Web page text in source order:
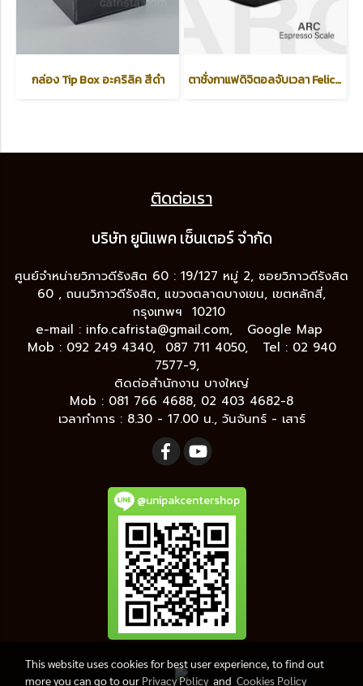
กล่อง Tip Box อะคริลิค สีดำ ตาชั่งกาแฟดิจิตอลจับเวลา Felicita รุ่น ARC /Espresso Scale/ Black
ติดต่อเรา
บริษัท ยูนิแพค เซ็นเตอร์ จำกัด
ศูนย์จำหน่ายวิภาวดีรังสิต 60 : 19/127 หมู่ 2, ซอยวิภาวดีรังสิต
60 , ถนนวิภาวดีรังสิต, แขวงตลาดบางเขน, เขตหลักสี่,
กรุงเทพฯ 10210
e-mail : info.cafrista@gmail.com,
Google Map
Mob : 092 249 4340, 087 711 4050, Tel : 02 940
7577-9,
ติดต่อสำนักงาน บางใหญ่
Mob : 081 766 4688, 02 403 4682-8
เวลาทำการ : 8.30 - 17.00 น., วันจันทร์ - เสาร์
@unipakcentershop
This website uses cookies for best user experience, to find out
more you can go to our Privacy Policyand Cookies Policy